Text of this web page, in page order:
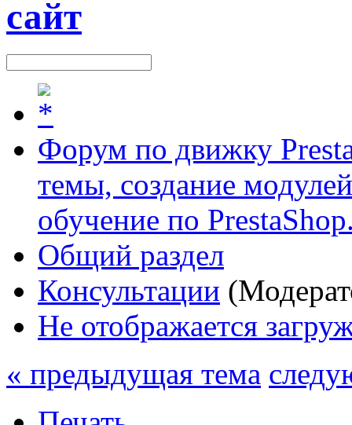
Форум по движку
темы, создание
обучение по
Общий раздел
Консультации
Не отображается
« предыдущая тема